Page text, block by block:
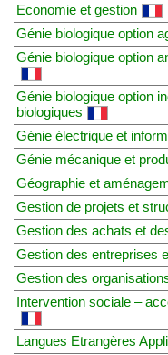
Economie et gestion
Génie biologique option
Génie biologique option
Génie biologique option
biologiques
Génie électrique et
Génie mécanique et
Géographie et
Gestion de projets et
Gestion des achats et
Gestion des entreprises
Gestion des
Intervention sociale –
Langues Etrangères